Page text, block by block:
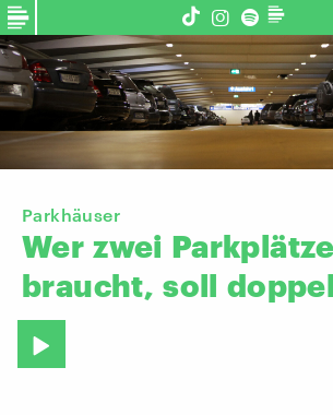
Parkhäuser
Wer zwei Parkplätze
braucht, soll